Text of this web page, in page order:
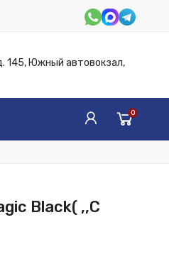
145, Южный автовокзал,
0
Black( ,,С